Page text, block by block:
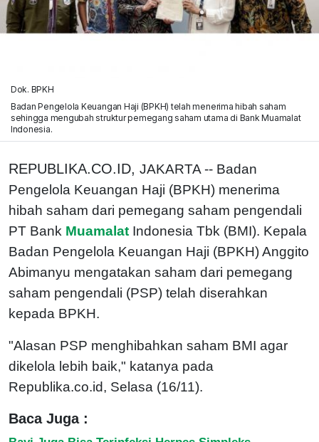
Dok. BPKH
Badan Pengelola Keuangan Haji (BPKH) telah menerima hibah saham
sehingga mengubah struktur pemegang saham utama di Bank Muamalat
Indonesia.
REPUBLIKA.CO.ID, JAKARTA -- Badan
Pengelola Keuangan Haji (BPKH) menerima
hibah saham dari pemegang saham pengendali
PT Bank Muamalat Indonesia Tbk (BMI). Kepala
Badan Pengelola Keuangan Haji (BPKH) Anggito
Abimanyu mengatakan saham dari pemegang
saham pengendali (PSP) telah diserahkan
kepada BPKH.
"Alasan PSP menghibahkan saham BMI agar
dikelola lebih baik," katanya pada
Republika.co.id, Selasa (16/11).
Baca Juga :